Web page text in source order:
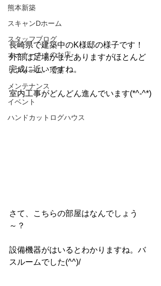
熊本新築
スキャンDホーム
スタッフブログ
オーナーさまのお店
リフォーム・増築
メンテナンス
イベント
ハンドカットログハウス
長崎県で建築中のK様邸の様子です！
外部は足場がまだありますがほとんど
完成に近いですね。
室内工事がどんどん進んでいます(*^-^*)
さて、こちらの部屋はなんでしょう
～？
設備機器がはいるとわかりますね。バ
スルームでした(^^)/